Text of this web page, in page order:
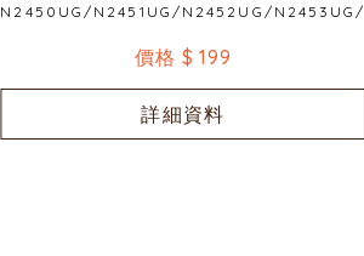
N2450UG/N2451UG/N2452UG/N2453UG/
價格 $ 199
詳細資料